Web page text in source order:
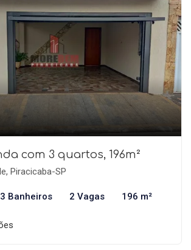
com 3 quartos, 196m²
Piracicaba-SP
3 Banheiros 2 Vagas 196 m²